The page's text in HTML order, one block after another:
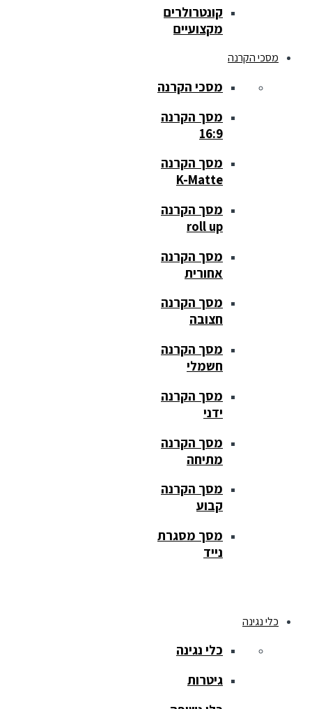
קונטרולרים
מקצועיים
מסכי הקרנה
מסכי הקרנה
מסך הקרנה
16:9
מסך הקרנה
K-Matte
מסך הקרנה
roll up
מסך הקרנה
אחורית
מסך הקרנה
חצובה
מסך הקרנה
חשמלי
מסך הקרנה
ידני
מסך הקרנה
מתיחה
מסך הקרנה
קבוע
מסך מסגרת
נייד
כלי נגינה
כלי נגינה
גיטרות